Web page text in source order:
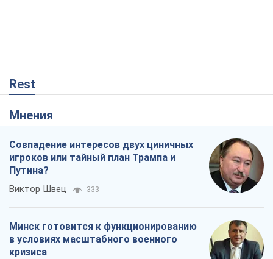
Rest
Мнения
Совпадение интересов двух циничных
игроков или тайный план Трампа и
Путина?
Виктор Швец 333
Минск готовится к функционированию
в условиях масштабного военного
кризиса